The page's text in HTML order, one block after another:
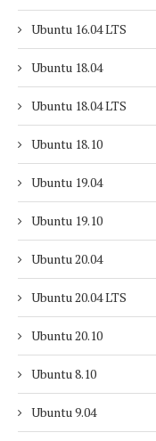
Ubuntu 16.04 LTS
Ubuntu 18.04
Ubuntu 18.04 LTS
Ubuntu 18.10
Ubuntu 19.04
Ubuntu 19.10
Ubuntu 20.04
Ubuntu 20.04 LTS
Ubuntu 20.10
Ubuntu 8.10
Ubuntu 9.04